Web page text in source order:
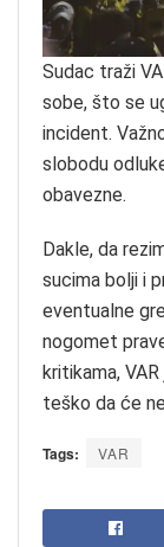
Sudac traži
sobe, što se
incident.
slobodu
obavezne.
Dakle, da
sucima bolji i
eventualne
nogomet
kritikama,
teško da će
Tags: VAR